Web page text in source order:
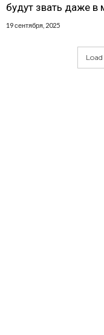
будут звать даже в
19 сентября, 2025